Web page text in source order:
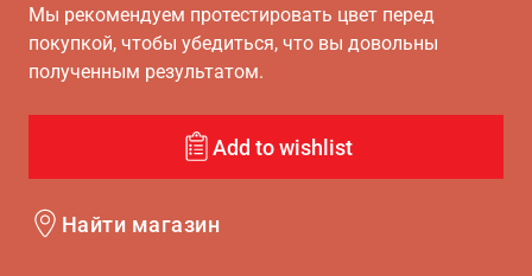
Мы рекомендуем протестировать цвет перед
покупкой, чтобы убедиться, что вы довольны
полученным результатом.
Add to wishlist
Найти магазин